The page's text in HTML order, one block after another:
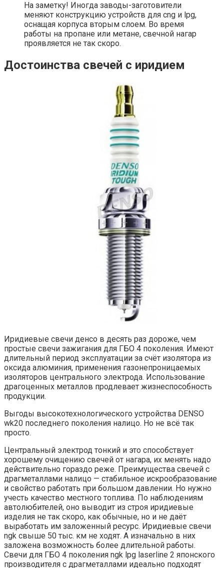
На заметку! Иногда заводы-заготовители
меняют конструкцию устройств для cng и lpg,
оснащая корпуса вторым слоем. Во время
работы на пропане или метане, свечной нагар
проявляется не так скоро.
Достоинства свечей с иридием
Иридиевые свечи денсо в десять раз дороже, чем
простые свечи зажигания для ГБО 4 поколения. Имеют
длительный период эксплуатации за счёт изолятора из
оксида алюминия, применения газонепроницаемых
изоляторов центрального электрода. Использование
драгоценных металлов продлевает жизнеспособность
продукции.
Выгоды высокотехнологического устройства DENSO
wk20 последнего поколения налицо. Но не всё так
просто.
Центральный электрод тонкий и это способствует
хорошему очищению свечей от нагара, их менять надо
действительно гораздо реже. Преимущества свечей с
драгметаллами налицо — стабильное искрообразование
и свойство работать при большом давлении. Но нужно
учесть качество местного топлива. По наблюдениям
автолюбителей, оно выводит из строя иридиевые
изделия не так скоро, как обычные, но и не даёт
выработать им заложенный ресурс. Иридиевые свечи
ngk свыше 50 тыс. км не ходят. А изначально в них
заложена возможность более длительной работы.
Свечи для ГБО 4 поколения ngk lpg laserline 2 японского
производителя с драгметаллами идеально подходят